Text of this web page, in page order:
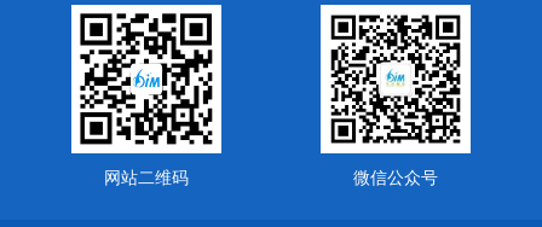
网站二维码 微信公众号